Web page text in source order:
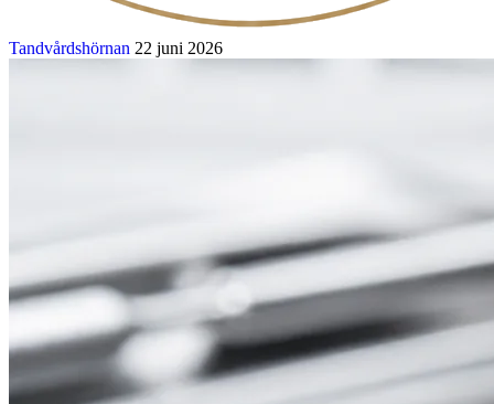
Tandvårdshörnan 22 juni 2026